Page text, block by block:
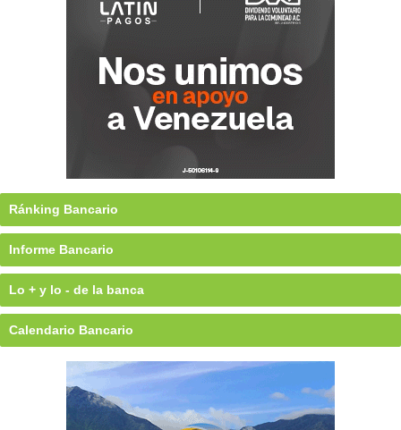
Ránking Bancario
Informe Bancario
Lo + y lo - de la banca
Calendario Bancario